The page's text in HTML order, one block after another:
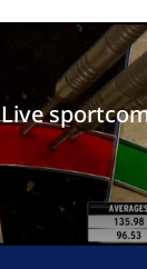
Live